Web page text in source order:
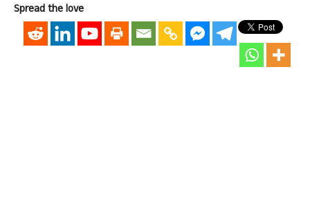
Spread the love